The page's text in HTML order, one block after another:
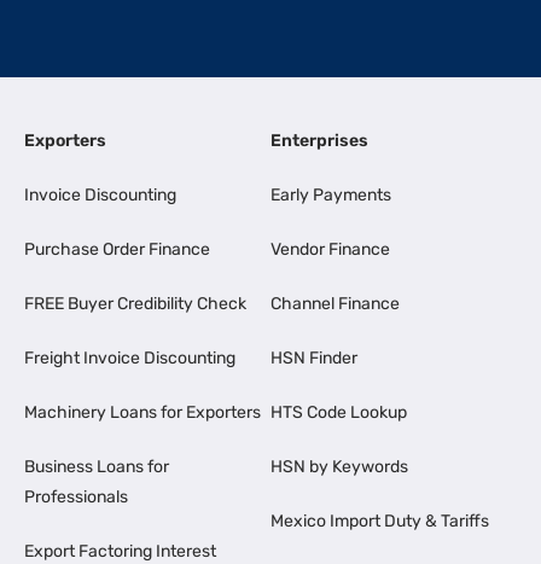
Exporters
Invoice Discounting
Purchase Order Finance
FREE Buyer Credibility Check
Freight Invoice Discounting
Machinery Loans for Exporters
Business Loans for
Professionals
Export Factoring Interest
Enterprises
Early Payments
Vendor Finance
Channel Finance
HSN Finder
HTS Code Lookup
HSN by Keywords
Mexico Import Duty & Tariffs